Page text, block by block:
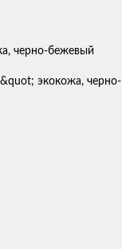
черно-бежевый